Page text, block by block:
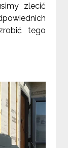
zlecić
tego